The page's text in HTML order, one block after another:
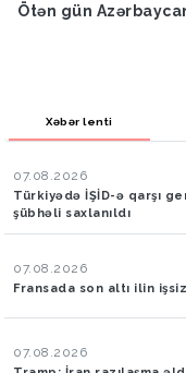
Ötən gün
Xəbər lenti
07.08.2026
Türkiyədə İŞİD-ə qarşı
şübhəli saxlanıldı
07.08.2026
Fransada son altı ilin
07.08.2026